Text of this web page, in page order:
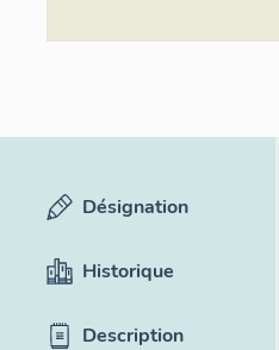
Désignation
Historique
Description